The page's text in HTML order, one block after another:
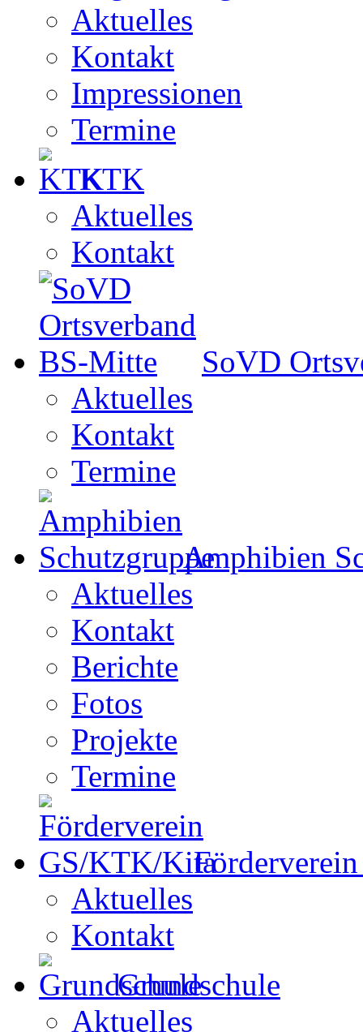
Aktuelles
Kontakt
Impressionen
Termine
KTK
Aktuelles
Kontakt
SoVD
Aktuelles
Kontakt
Termine
Amphibien
Aktuelles
Kontakt
Berichte
Fotos
Projekte
Termine
Aktuelles
Kontakt
Grundschule
Aktuelles